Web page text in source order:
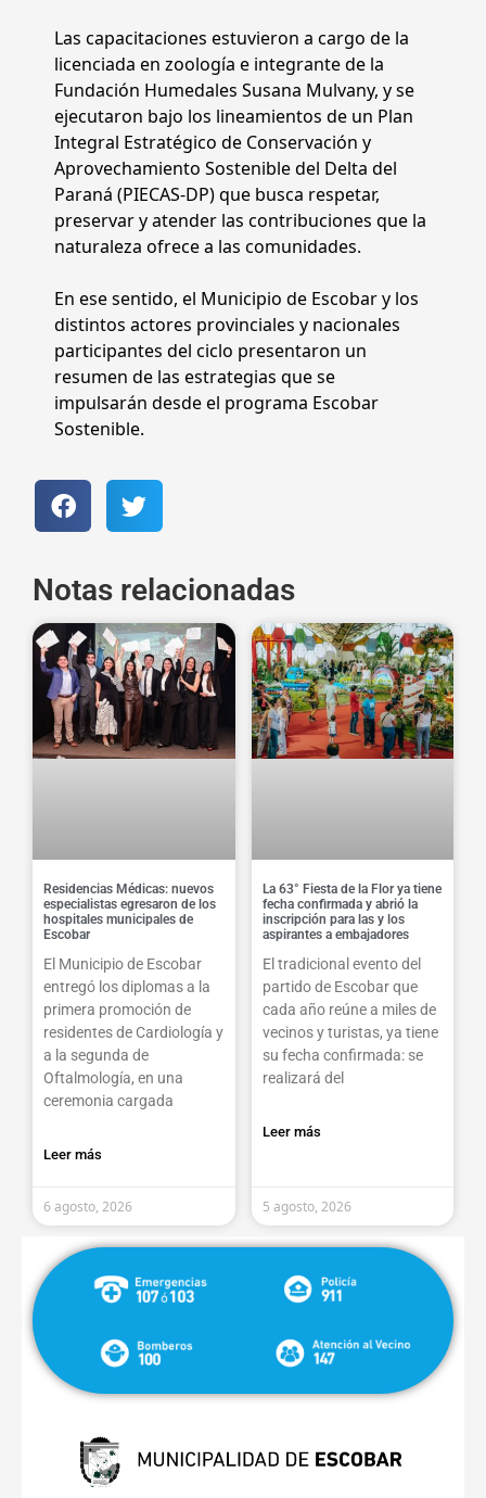
Las capacitaciones estuvieron a cargo de la
licenciada en zoología e integrante de la
Fundación Humedales Susana Mulvany, y se
ejecutaron bajo los lineamientos de un Plan
Integral Estratégico de Conservación y
Aprovechamiento Sostenible del Delta del
Paraná (PIECAS-DP) que busca respetar,
preservar y atender las contribuciones que la
naturaleza ofrece a las comunidades.
En ese sentido, el Municipio de Escobar y los
distintos actores provinciales y nacionales
participantes del ciclo presentaron un
resumen de las estrategias que se
impulsarán desde el programa Escobar
Sostenible.
Notas relacionadas
Residencias Médicas: nuevos
especialistas egresaron de los
hospitales municipales de
Escobar
El Municipio de Escobar
entregó los diplomas a la
primera promoción de
residentes de Cardiología y
a la segunda de
Oftalmología, en una
ceremonia cargada
Leer más
6 agosto, 2026
La 63° Fiesta de la Flor ya tiene
fecha confirmada y abrió la
inscripción para las y los
aspirantes a embajadores
El tradicional evento del
partido de Escobar que
cada año reúne a miles de
vecinos y turistas, ya tiene
su fecha confirmada: se
realizará del
Leer más
5 agosto, 2026